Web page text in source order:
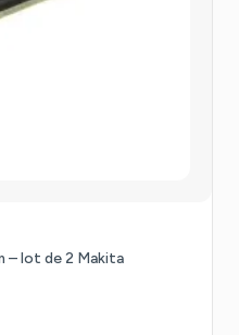
– lot de 2 Makita